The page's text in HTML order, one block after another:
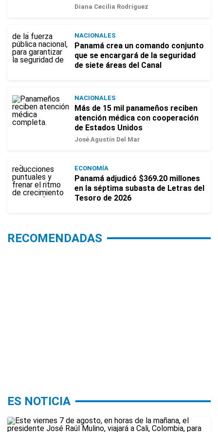
Diana Cecilia Rodríguez
NACIONALES
Panamá crea un comando conjunto
que se encargará de la seguridad
de siete áreas del Canal
NACIONALES
Más de 15 mil panameños reciben
atención médica con cooperación
de Estados Unidos
José Agustín Del Mar
ECONOMÍA
Panamá adjudicó $369.20 millones
en la séptima subasta de Letras del
Tesoro de 2026
RECOMENDADAS
ES NOTICIA